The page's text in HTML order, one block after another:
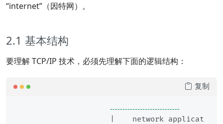
“internet”（因特网）。
2.1 基本结构
要理解 TCP/IP 技术，必须先理解下面的逻辑结构：
----------------------------
复制